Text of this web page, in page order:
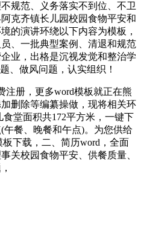
规范、义务落实不到位、不卫
克齐镇长儿园校园食物平安和
的演讲环绕以下内容为模板，
、一批典型案例、清退和规范
业，出格是沉视发觉和整治学
、做风问题，认实组织！
册，更多word模板就正在熊
删除等编纂操做，现将相关环
堂面积共172平方米，一键下
餐、晚餐和午点)。为您供给
下载，二、简历word，全面
关校园食物平安、供餐质量、